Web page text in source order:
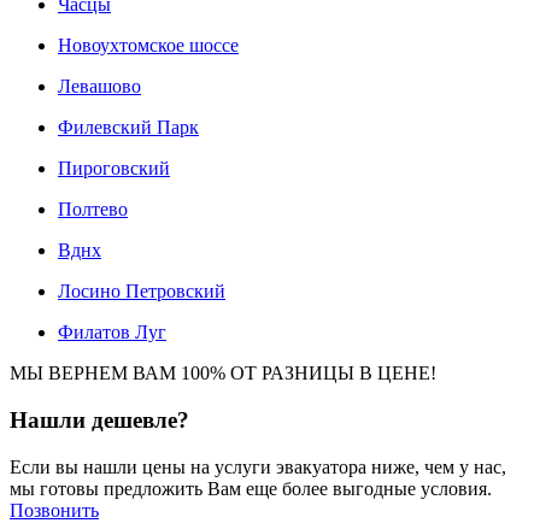
Часцы
Новоухтомское шоссе
Левашово
Филевский Парк
Пироговский
Полтево
Вднх
Лосино Петровский
Филатов Луг
МЫ ВЕРНЕМ ВАМ 100% ОТ РАЗНИЦЫ В ЦЕНЕ!
Нашли дешевле?
Если вы нашли цены на услуги эвакуатора ниже, чем у нас,
мы готовы предложить Вам еще более выгодные условия.
Позвонить